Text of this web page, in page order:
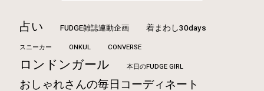
占い FUDGE雑誌連動企画 着まわし30days
スニーカー ONKUL CONVERSE
ロンドンガール 本日のFUDGE GIRL
おしゃれさんの毎日コーディネート